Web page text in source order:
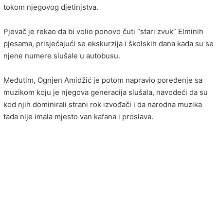
tokom njegovog djetinjstva.
Pjevač je rekao da bi volio ponovo čuti “stari zvuk” Elminih
pjesama, prisjećajući se ekskurzija i školskih dana kada su se
njene numere slušale u autobusu.
Međutim, Ognjen Amidžić je potom napravio poređenje sa
muzikom koju je njegova generacija slušala, navodeći da su
kod njih dominirali strani rok izvođači i da narodna muzika
tada nije imala mjesto van kafana i proslava.